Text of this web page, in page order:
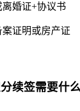
婚证+协议书
证明或房产证
续签需要什